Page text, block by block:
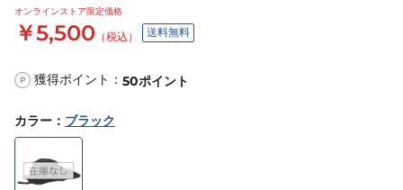
オンラインストア限定価格
￥5,500 （税込） 送料無料
P 獲得ポイント： 50ポイント
カラー ： ブラック